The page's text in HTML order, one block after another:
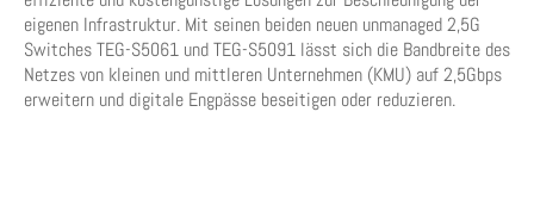
eigenen Infrastruktur. Mit seinen beiden neuen unmanaged 2,5G
Switches TEG-S5061 und TEG-S5091 lässt sich die Bandbreite des
Netzes von kleinen und mittleren Unternehmen (KMU) auf 2,5Gbps
erweitern und digitale Engpässe beseitigen oder reduzieren.